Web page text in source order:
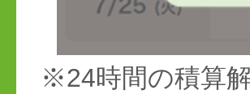
※24時間の積算